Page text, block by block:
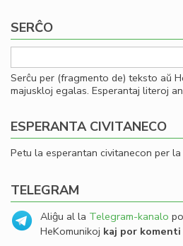
SERĈO
Serĉu per (fragmento de) teksto aŭ
majuskloj egalas. Esperantaj literoj
ESPERANTA CIVITANECO
Petu la esperantan civitanecon per la
TELEGRAM
Aliĝu al la Telegram-kanalo
HeKomunikoj kaj por